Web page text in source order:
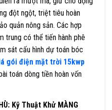
đột ngột, triệt tiêu hoàn
quản nông sản. Các hợp
trung có thể tiến hành phê
sát cấu hình dự toán bóc
gói điện mặt trời 15kwp
toán dòng tiền hoàn vốn
Kỹ Thuật Khử MÀNG